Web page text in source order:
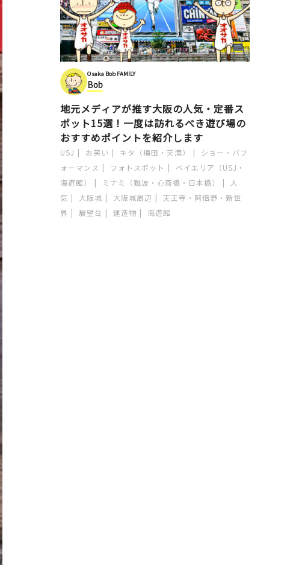
Osaka Bob FAMILY
Bob
地元メディアが推す大阪の人気・定番ス
ポット15選！一度は訪れるべき遊び場の
おすすめポイントを紹介します
USJ お笑い キタ（梅田・天満）
ショー・パフ
ォーマンス
フォトスポット
ベイエリア（USJ・
海遊館）
ミナミ（難波・心斎橋・日本橋）
人
気
大阪城 大阪城周辺
天王寺・阿倍野・新世
界
展望台 建造物 海遊館